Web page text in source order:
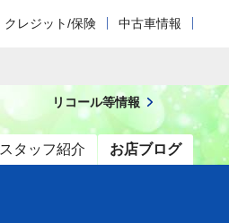
クレジット/保険 中古車情報
スタッフ紹介 お店ブログ
リコール等情報